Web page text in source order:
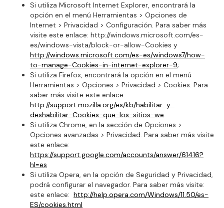
Si utiliza Microsoft Internet Explorer, encontrará la
opción en el menú Herramientas > Opciones de
Internet > Privacidad > Configuración. Para saber más
visite este enlace: http://windows.microsoft.com/es-
es/windows-vista/block-or-allow-Cookies y
http://windows.microsoft.com/es-es/windows7/how-
to-manage-Cookies-in-internet-explorer-9;
Si utiliza Firefox, encontrará la opción en el menú
Herramientas > Opciones > Privacidad > Cookies. Para
saber más visite este enlace:
http://support.mozilla.org/es/kb/habilitar-y-
deshabilitar-Cookies-que-los-sitios-we.
Si utiliza Chrome, en la sección de Opciones >
Opciones avanzadas > Privacidad. Para saber más visite
este enlace:
https://support.google.com/accounts/answer/61416?
hl=es
Si utiliza Opera, en la opción de Seguridad y Privacidad,
podrá configurar el navegador. Para saber más visite:
este enlace: http://help.opera.com/Windows/11.50/es-
ES/cookies.html